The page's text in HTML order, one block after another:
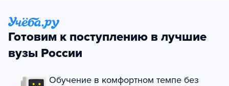
Готовим к поступлению в лучшие
вузы России
Обучение в комфортном темпе без